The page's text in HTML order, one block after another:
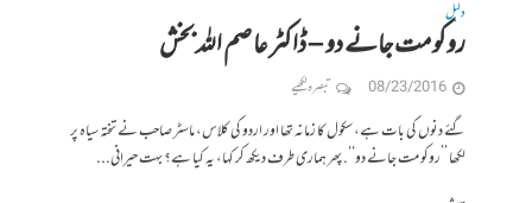
دلیل
روکو مت جانے دو – ڈاکٹر عاصم اللہ بخش
08/23/2016 تبصرہ لکھیے
گئے دنوں کی بات ہے، سکول کا زمانہ تھا اور اردو کی کلاس، ماسٹر صاحب نے تختہ سیاہ پر
لکھا ’’روکو مت جانے دو‘‘. پھر ہماری طرف دیکھ کر کہا، یہ کیا ہے؟ بہت حیرانی...